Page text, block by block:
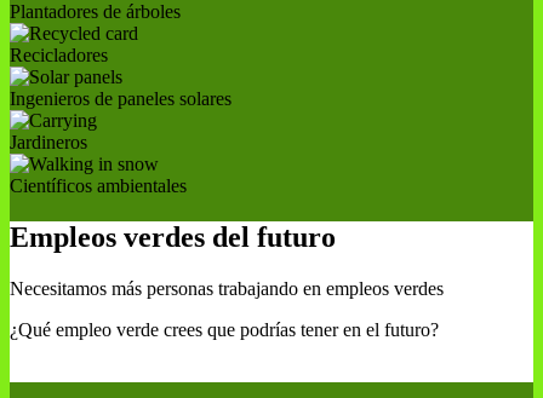
Plantadores de árboles
Recicladores
Ingenieros de paneles solares
Jardineros
Científicos ambientales
Empleos verdes del futuro
Necesitamos más personas trabajando en empleos verdes
¿Qué empleo verde crees que podrías tener en el futuro?